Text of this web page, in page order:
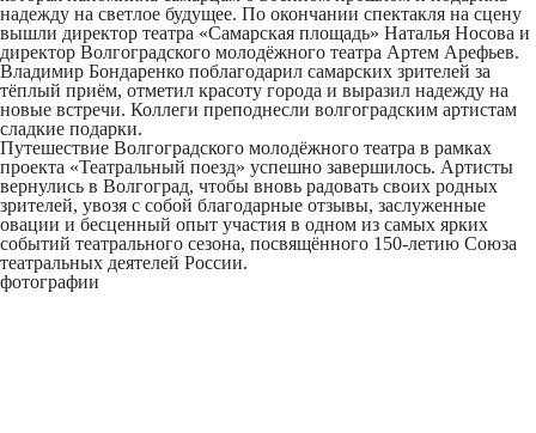
надежду на светлое будущее. По окончании спектакля на сцену
вышли директор театра «Самарская площадь» Наталья Носова и
директор Волгоградского молодёжного театра Артем Арефьев.
Владимир Бондаренко поблагодарил самарских зрителей за
тёплый приём, отметил красоту города и выразил надежду на
новые встречи. Коллеги преподнесли волгоградским артистам
сладкие подарки.
Путешествие Волгоградского молодёжного театра в рамках
проекта «Театральный поезд» успешно завершилось. Артисты
вернулись в Волгоград, чтобы вновь радовать своих родных
зрителей, увозя с собой благодарные отзывы, заслуженные
овации и бесценный опыт участия в одном из самых ярких
событий театрального сезона, посвящённого 150-летию Союза
театральных деятелей России.
фотографии